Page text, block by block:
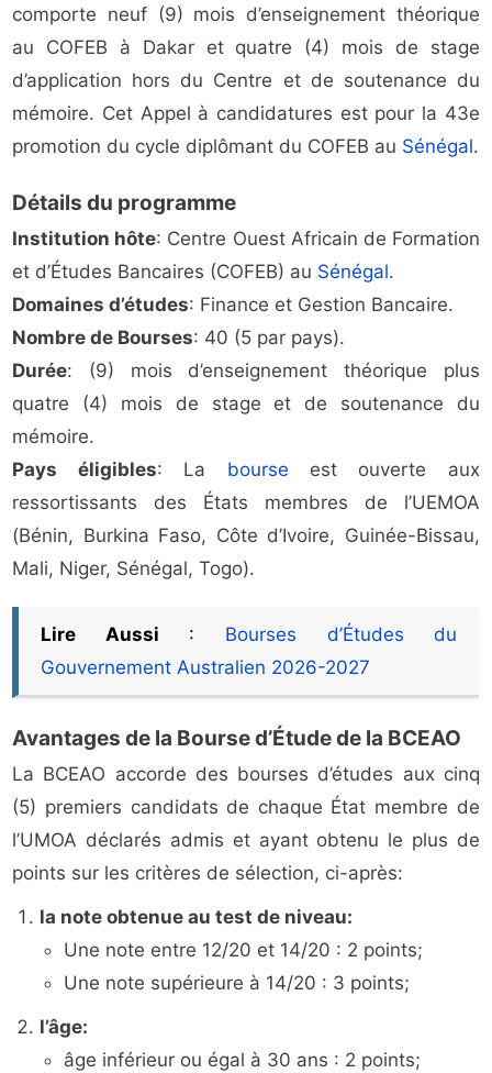
comporte neuf (9) mois d’enseignement théorique
au COFEB à Dakar et quatre (4) mois de stage
d’application hors du Centre et de soutenance du
mémoire. Cet Appel à candidatures est pour la 43e
promotion du cycle diplômant du COFEB au Sénégal.
Détails du programme
Institution hôte: Centre Ouest Africain de Formation
et d’Études Bancaires (COFEB) au Sénégal.
Domaines d’études: Finance et Gestion Bancaire.
Nombre de Bourses: 40 (5 par pays).
Durée: (9) mois d’enseignement théorique plus
quatre (4) mois de stage et de soutenance du
mémoire.
Pays éligibles: La bourse est ouverte aux
ressortissants des États membres de l’UEMOA
(Bénin, Burkina Faso, Côte d’Ivoire, Guinée-Bissau,
Mali, Niger, Sénégal, Togo).
Lire Aussi : Bourses d’Études du
Gouvernement Australien 2026-2027
Avantages de la Bourse d’Étude de la BCEAO
La BCEAO accorde des bourses d’études aux cinq
(5) premiers candidats de chaque État membre de
l’UMOA déclarés admis et ayant obtenu le plus de
points sur les critères de sélection, ci-après:
la note obtenue au test de niveau:
Une note entre 12/20 et 14/20 : 2 points;
Une note supérieure à 14/20 : 3 points;
l’âge:
âge inférieur ou égal à 30 ans : 2 points;